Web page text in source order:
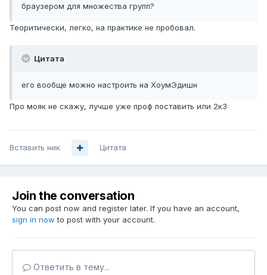
браузером для множества групп?
Теоритически, легко, на практике не пробовал.
Цитата
его вообще можно настроить на ХоумЭдишн
Про мояк не скажу, лучше уже проф поставить или 2к3
Вставить ник Цитата
Join the conversation
You can post now and register later. If you have an account,
sign in now to post with your account.
Ответить в тему...